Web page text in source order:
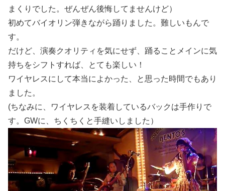
まくりでした。ぜんぜん後悔してませんけど）
初めてバイオリン弾きながら踊りました。難しいもんで
す。
だけど、演奏クオリティを気にせず、踊ることメインに気
持ちをシフトすれば、とても楽しい！
ワイヤレスにして本当によかった、と思った時間でもあり
ました。
(ちなみに、ワイヤレスを装着しているバックは手作りで
す。GWに、ちくちくと手縫いしました）